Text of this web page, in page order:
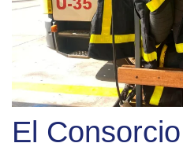
El